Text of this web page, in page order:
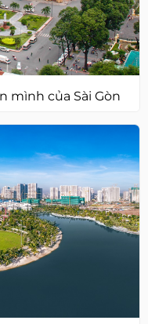
mình của Sài Gòn